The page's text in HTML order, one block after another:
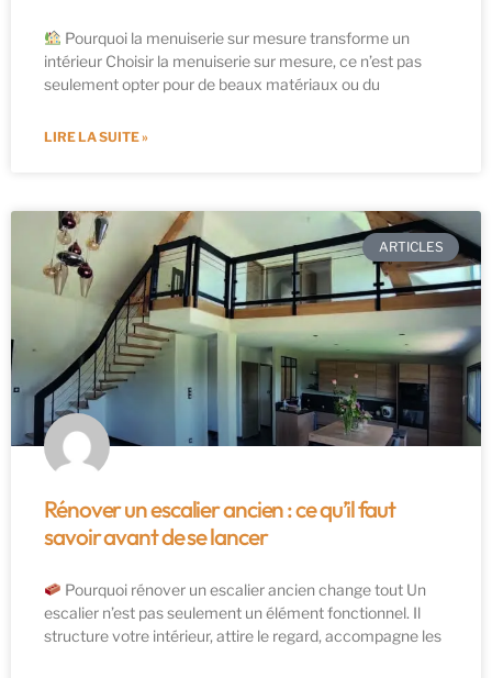
Pourquoi la menuiserie sur mesure transforme un
intérieur Choisir la menuiserie sur mesure, ce n’est pas
seulement opter pour de beaux matériaux ou du
LIRE LA SUITE »
ARTICLES
Rénover un escalier ancien : ce qu’il faut
savoir avant de se lancer
Pourquoi rénover un escalier ancien change tout Un
escalier n’est pas seulement un élément fonctionnel. Il
structure votre intérieur, attire le regard, accompagne les